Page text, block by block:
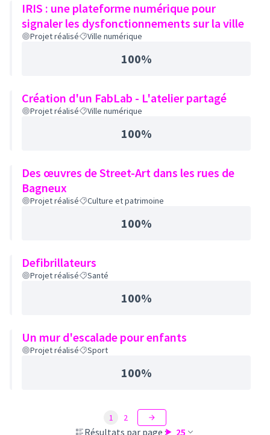
IRIS : une plateforme numérique pour
signaler les dysfonctionnements sur la ville
Projet réalisé Ville numérique
100%
Création d'un FabLab - L'atelier partagé
Projet réalisé Ville numérique
100%
Des œuvres de Street-Art dans les rues de
Bagneux
Projet réalisé Culture et patrimoine
100%
Defibrillateurs
Projet réalisé Santé
100%
Un mur d'escalade pour enfants
Projet réalisé Sport
100%
Résultats par page : 25
1 2